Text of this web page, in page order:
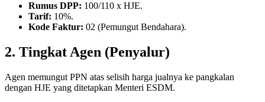
Rumus DPP: 100/110 x HJE.
Tarif: 10%.
Kode Faktur: 02 (Pemungut Bendahara).
2. Tingkat Agen (Penyalur)
Agen memungut PPN atas selisih harga jualnya ke pangkalan
dengan HJE yang ditetapkan Menteri ESDM.